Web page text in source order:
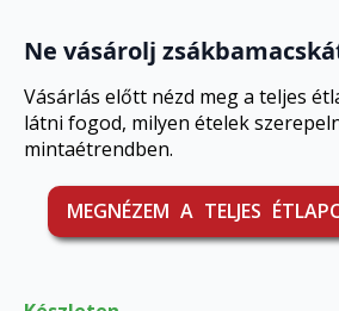
Ne vásárolj
Vásárlás előtt nézd meg a teljes
látni fogod, milyen ételek
mintaétrendben.
MEGNÉZEM A TELJES